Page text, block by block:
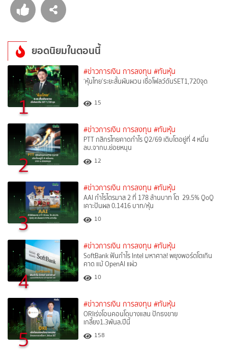
ยอดนิยมในตอนนี้
1
#ข่าวการเงิน การลงทุน #ทันหุ้น
‘หุ้นไทย’ระยะสั้นผันผวน เชื่อโฟลว์ดันSET1,720จุด
15
2
#ข่าวการเงิน การลงทุน #ทันหุ้น
PTT กสิกรไทยคาดกำไร Q2/69 เติบโตอยู่ที่ 4 หมื่น
ลบ.จากบ.ย่อยหนุน
12
3
#ข่าวการเงิน การลงทุน #ทันหุ้น
AAI กำไรไตรมาส 2 ที่ 178 ล้านบาท โต 29.5% QoQ
เคาะปันผล 0.1416 บาท/หุ้น
10
4
#ข่าวการเงิน การลงทุน #ทันหุ้น
SoftBank ฟันกำไร Intel มหาศาล! พยุงพอร์ตโตเกิน
คาด แม้ OpenAI แผ่ว
10
5
#ข่าวการเงิน การลงทุน #ทันหุ้น
ORIเร่งโอนคอนโดบางแสน ปักธงขาย
เกลี้ยง1.3พันล.ปีนี้
158